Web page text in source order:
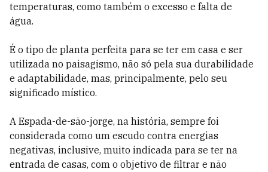
temperaturas, como também o excesso e falta de
água.
É o tipo de planta perfeita para se ter em casa e ser
utilizada no paisagismo, não só pela sua durabilidade
e adaptabilidade, mas, principalmente, pelo seu
significado místico.
A Espada-de-são-jorge, na história, sempre foi
considerada como um escudo contra energias
negativas, inclusive, muito indicada para se ter na
entrada de casas, com o objetivo de filtrar e não